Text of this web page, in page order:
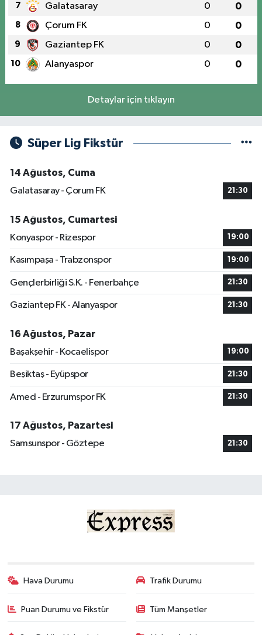
7 Galatasaray 0 0
8 Çorum FK 0 0
9 Gaziantep FK 0 0
10 Alanyaspor 0 0
Detaylar için tıklayın
Süper Lig Fikstür
14 Ağustos, Cuma
Galatasaray - Çorum FK
21:30
15 Ağustos, Cumartesi
Konyaspor - Rizespor
19:00
Kasımpaşa - Trabzonspor 19:00
Gençlerbirliği S.K. - Fenerbahçe 21:30
Gaziantep FK - Alanyaspor 21:30
16 Ağustos, Pazar
Başakşehir - Kocaelispor
19:00
Beşiktaş - Eyüpspor 21:30
Amed - Erzurumspor FK 21:30
17 Ağustos, Pazartesi
Samsunspor - Göztepe
21:30
Hava Durumu Trafik Durumu
Puan Durumu ve Fikstür Tüm Manşetler